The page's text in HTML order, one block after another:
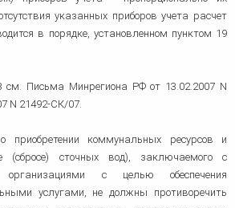
указанных приборов учета расчет
в порядке, установленном пунктом 19
см. Письма Минрегиона РФ от 13.02.2007 N
N 21492-СК/07.
приобретении коммунальных ресурсов и
(сбросе) сточных вод), заключаемого с
организациями с целью обеспечения
услугами, не должны противоречить